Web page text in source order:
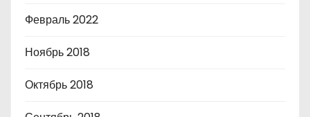
Февраль 2022
Ноябрь 2018
Октябрь 2018